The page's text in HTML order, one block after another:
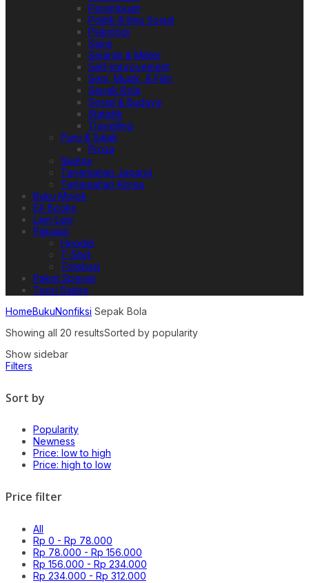
Perempuan
Politik & Ilmu Sosial
Psikologi
Sains
Sejarah & Militer
Self-improvement
Seni, Musik, & Film
Sepak Bola
Sosial & Budaya
Statistik
Travelling
Puisi & Sajak
Prosa
Sketsa
Terjemahan Jepang
Terjemahan Korea
Buku Mojok
EA Books
Lain-Lain
Pakaian
Hoodie
T-Shirt
Totebag
Paket Spesial
Teori Sastra
HomeBukuNonfiksi Sepak Bola
Showing all 20 resultsSorted by popularity
Show sidebar
Filters
Sort by
Popularity
Newness
Price: low to high
Price: high to low
Price filter
All
Rp 0 - Rp 78.000
Rp 78.000 - Rp 156.000
Rp 156.000 - Rp 234.000
Rp 234.000 - Rp 312.000